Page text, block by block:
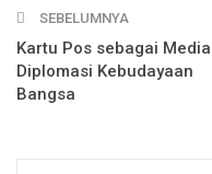
SEBELUMNYA
Kartu Pos sebagai Media
Diplomasi Kebudayaan
Bangsa